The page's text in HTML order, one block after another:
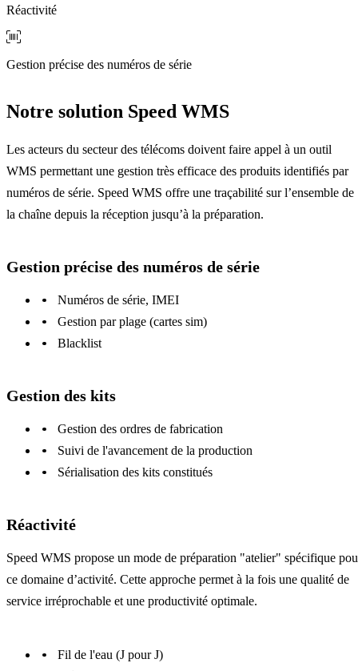
Réactivité
Gestion précise des numéros de série
Notre solution Speed WMS
Les acteurs du secteur des télécoms doivent faire appel à un outil
WMS permettant une gestion très efficace des produits identifiés par
numéros de série. Speed WMS offre une traçabilité sur l’ensemble de
la chaîne depuis la réception jusqu’à la préparation.
Gestion précise des numéros de série
Numéros de série, IMEI
Gestion par plage (cartes sim)
Blacklist
Gestion des kits
Gestion des ordres de fabrication
Suivi de l'avancement de la production
Sérialisation des kits constitués
Réactivité
Speed WMS propose un mode de préparation "atelier" spécifique
ce domaine d’activité. Cette approche permet à la fois une qualité de
service irréprochable et une productivité optimale.
Fil de l'eau (J pour J)